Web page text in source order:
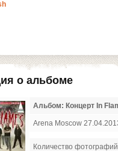
о альбоме
Альбом: Концерт In
Arena Moscow
Количество